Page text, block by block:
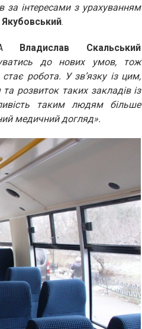
за інтересами з урахуванням
Якубовський.
Владислав Скальський
до нових умов, тож
робота. У зв’язку із цим,
розвиток таких закладів із
таким людям більше
медичний догляд».